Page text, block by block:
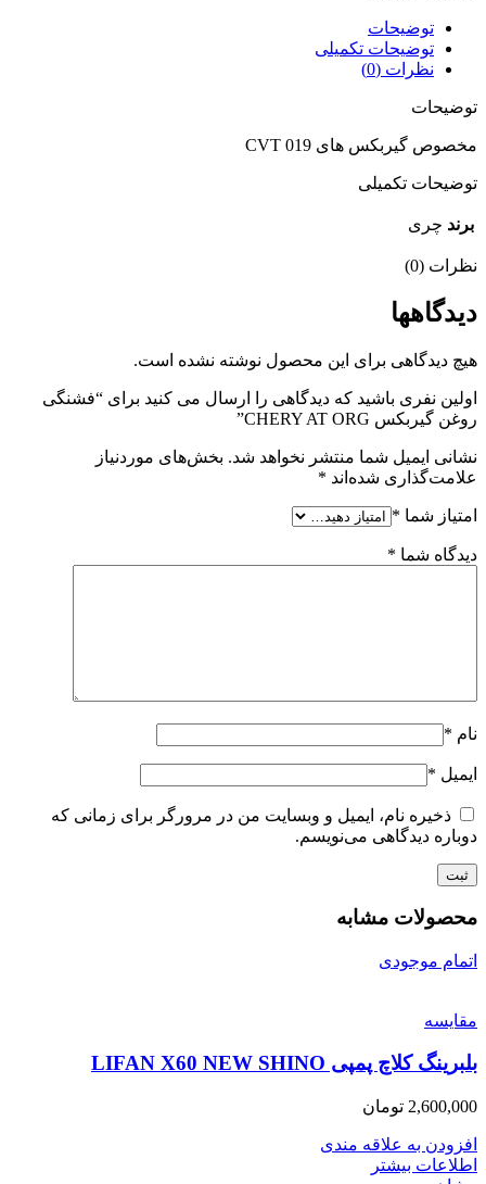
توضیحات
توضیحات تکمیلی
نظرات (0)
توضیحات
مخصوص گیربکس های CVT 019
توضیحات تکمیلی
برند چری
نظرات (0)
دیدگاهها
هیچ دیدگاهی برای این محصول نوشته نشده است.
اولین نفری باشید که دیدگاهی را ارسال می کنید برای “فشنگی
روغن گیربکس CHERY AT ORG”
نشانی ایمیل شما منتشر نخواهد شد. بخش‌های موردنیاز
علامت‌گذاری شده‌اند *
امتیاز شما *
دیدگاه شما *
نام *
ایمیل *
ذخیره نام، ایمیل و وبسایت من در مرورگر برای زمانی که
دوباره دیدگاهی می‌نویسم.
محصولات مشابه
اتمام موجودی
مقایسه
بلبرینگ کلاچ پمپی LIFAN X60 NEW SHINO
2,600,000 تومان
افزودن به علاقه مندی
اطلاعات بیشتر